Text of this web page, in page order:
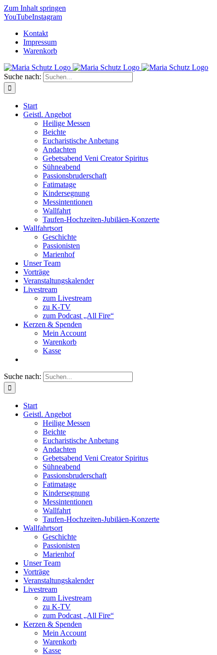
Zum Inhalt springen
YouTubeInstagram
Kontakt
Impressum
Warenkorb
Suche nach:
Start
Geistl. Angebot
Heilige Messen
Beichte
Eucharistische Anbetung
Andachten
Gebetsabend Veni Creator Spiritus
Sühneabend
Passionsbruderschaft
Fatimatage
Kindersegnung
Messintentionen
Wallfahrt
Taufen-Hochzeiten-Jubiläen-Konzerte
Wallfahrtsort
Geschichte
Passionisten
Marienhof
Unser Team
Vorträge
Veranstaltungskalender
Livestream
zum Livestream
zu K-TV
zum Podcast „All Fire“
Kerzen & Spenden
Mein Account
Warenkorb
Kasse
Suche nach:
Start
Geistl. Angebot
Heilige Messen
Beichte
Eucharistische Anbetung
Andachten
Gebetsabend Veni Creator Spiritus
Sühneabend
Passionsbruderschaft
Fatimatage
Kindersegnung
Messintentionen
Wallfahrt
Taufen-Hochzeiten-Jubiläen-Konzerte
Wallfahrtsort
Geschichte
Passionisten
Marienhof
Unser Team
Vorträge
Veranstaltungskalender
Livestream
zum Livestream
zu K-TV
zum Podcast „All Fire“
Kerzen & Spenden
Mein Account
Warenkorb
Kasse